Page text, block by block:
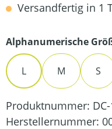
Versandfertig in 1
Alphanumerische
L M S
Produktnummer:
Herstellernummer: